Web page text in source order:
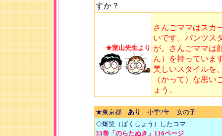
すか？
★室山先生より
さんごママはスカ
いです。パンツス
が。さんごママは
ん）を持っていま
美しいスタイルを
（かって）な思
ょう。
★東京都 あり
小学2年 女の子
◇爆笑（ばくしょう）したコマ
33巻「のらたぬき」116ページ